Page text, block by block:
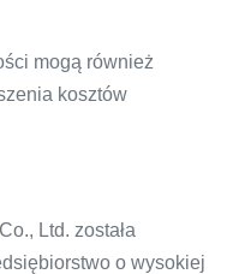
mogą również
kosztów
Ltd. została
o wysokiej